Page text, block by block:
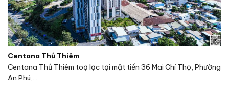
Centana Thủ Thiêm
Centana Thủ Thiêm toạ lạc tại mặt tiền 36 Mai Chí Thọ, Phường
An Phú,...